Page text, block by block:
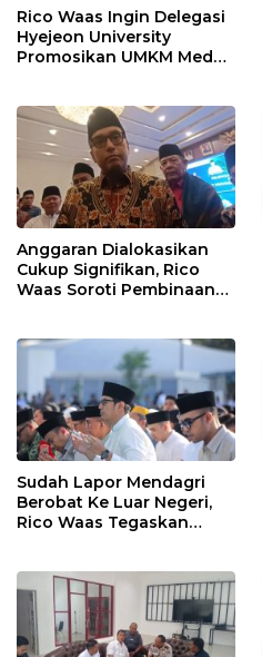
Rico Waas Ingin Delegasi
Hyejeon University
Promosikan UMKM Medan
Anggaran Dialokasikan
Cukup Signifikan, Rico
Waas Soroti Pembinaan
Harian
Sudah Lapor Mendagri
Berobat Ke Luar Negeri,
Rico Waas Tegaskan